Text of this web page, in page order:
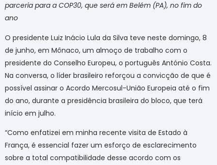
parceria para a COP30, que será em Belém (PA), no fim do
ano
O presidente Luiz Inácio Lula da Silva teve neste domingo, 8
de junho, em Mônaco, um almoço de trabalho com o
presidente do Conselho Europeu, o português António Costa.
Na conversa, o líder brasileiro reforçou a convicção de que é
possível assinar o Acordo Mercosul-União Europeia até o fim
do ano, durante a presidência brasileira do bloco, que terá
início em julho.
“Como enfatizei em minha recente visita de Estado à
França, é essencial fazer um esforço de esclarecimento
sobre a total compatibilidade desse acordo com os